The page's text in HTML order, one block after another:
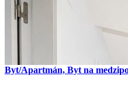
Byt/Apartmán, Byt na